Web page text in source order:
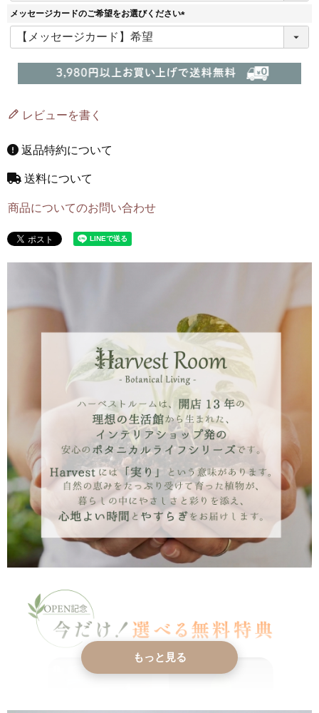
須
メッセージカードのご希望をお選びください
(
)
レビューを書く
返品特約について
送料について
商品についてのお問い合わせ
もっと見る